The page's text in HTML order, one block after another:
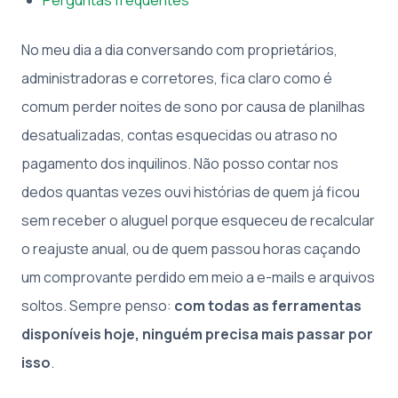
No meu dia a dia conversando com proprietários,
administradoras e corretores, fica claro como é
comum perder noites de sono por causa de planilhas
desatualizadas, contas esquecidas ou atraso no
pagamento dos inquilinos. Não posso contar nos
dedos quantas vezes ouvi histórias de quem já ficou
sem receber o aluguel porque esqueceu de recalcular
o reajuste anual, ou de quem passou horas caçando
um comprovante perdido em meio a e-mails e arquivos
soltos. Sempre penso: com todas as ferramentas
disponíveis hoje, ninguém precisa mais passar por
isso.